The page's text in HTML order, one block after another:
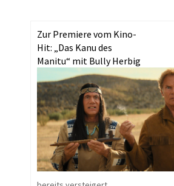
Zur Premiere vom Kino-
Hit: „Das Kanu des
Manitu“ mit Bully Herbig